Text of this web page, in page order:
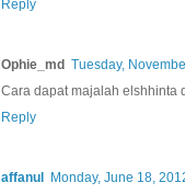
Reply
Ophie_md Tuesday,
Cara dapat majalah elshhinta
Reply
affanul Monday, June 18,